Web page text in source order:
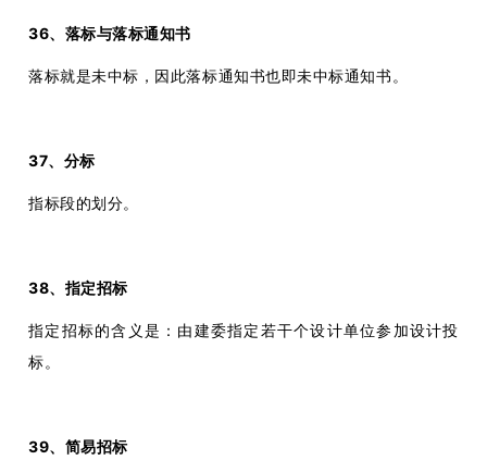
36、落标与落标通知书
落标就是未中标，因此落标通知书也即未中标通知书。
37、分标
指标段的划分。
38、指定招标
指定招标的含义是：由建委指定若干个设计单位参加设计投
标。
39、简易招标